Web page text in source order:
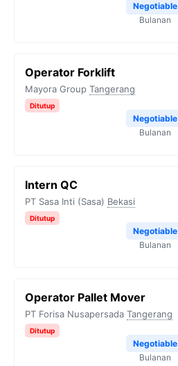
Negotiable
Bulanan
Operator Forklift
Mayora Group Tangerang
Ditutup
Negotiable
Bulanan
Intern QC
PT Sasa Inti (Sasa) Bekasi
Ditutup
Negotiable
Bulanan
Operator Pallet Mover
PT Forisa Nusapersada Tangerang
Ditutup
Negotiable
Bulanan